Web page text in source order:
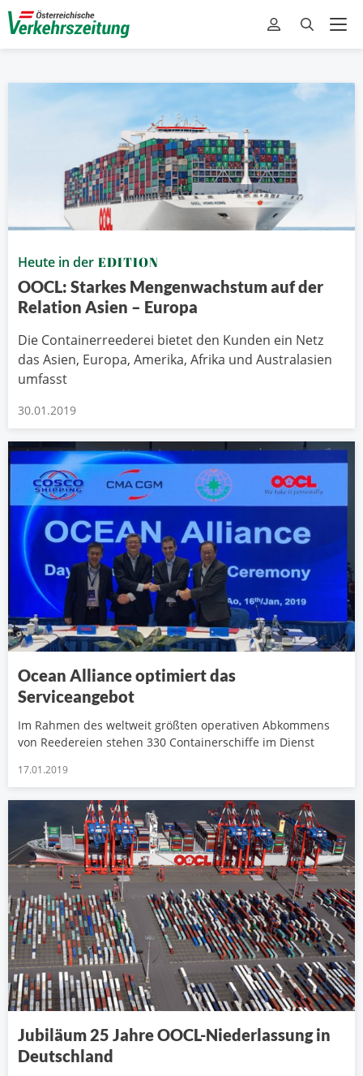
Heute in der EDITION
OOCL: Starkes Mengenwachstum auf der
Relation Asien – Europa
Die Containerreederei bietet den Kunden ein Netz
das Asien, Europa, Amerika, Afrika und Australasien
umfasst
30.01.2019
Ocean Alliance optimiert das
Serviceangebot
Im Rahmen des weltweit größten operativen Abkommens
von Reedereien stehen 330 Containerschiffe im Dienst
17.01.2019
Jubiläum 25 Jahre OOCL-Niederlassung in
Deutschland